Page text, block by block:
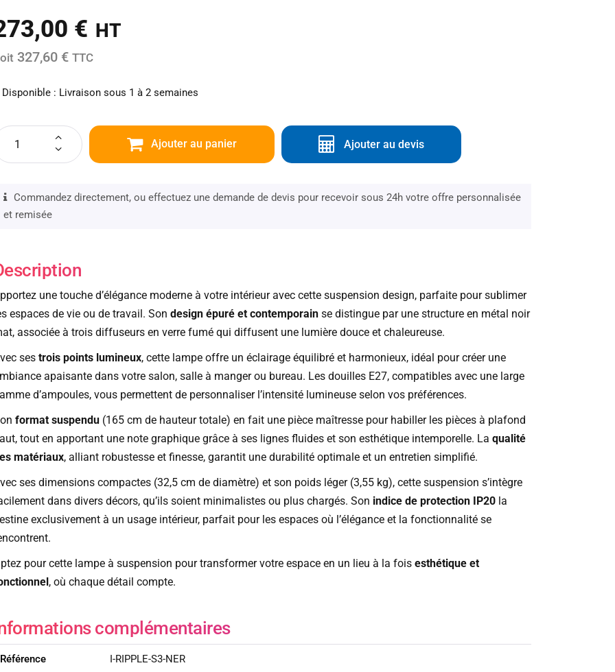
€ HT
327,60 € TTC
: Livraison sous 1 à 2 semaines
Ajouter au panier Ajouter au devis
Commandez directement, ou effectuez une demande de devis pour recevoir sous 24h votre offre personnalisée
et remisée
une touche d’élégance moderne à votre intérieur avec cette suspension design, parfaite pour sublimer
espaces de vie ou de travail. Son design épuré et contemporainse distingue par une structure en métal noir
associée à trois diffuseurs en verre fumé qui diffusent une lumière douce et chaleureuse.
ses trois points lumineux, cette lampe offre un éclairage équilibré et harmonieux, idéal pour créer une
apaisante dans votre salon, salle à manger ou bureau. Les douilles E27, compatibles avec une large
d’ampoules, vous permettent de personnaliser l’intensité lumineuse selon vos préférences.
format suspendu(165 cm de hauteur totale) en fait une pièce maîtresse pour habiller les pièces à plafond
tout en apportant une note graphique grâce à ses lignes fluides et son esthétique intemporelle. La qualité
matériaux, alliant robustesse et finesse, garantit une durabilité optimale et un entretien simplifié.
ses dimensions compactes (32,5 cm de diamètre) et son poids léger (3,55 kg), cette suspension s’intègre
dans divers décors, qu’ils soient minimalistes ou plus chargés. Son indice de protection IP20la
exclusivement à un usage intérieur, parfait pour les espaces où l’élégance et la fonctionnalité se
pour cette lampe à suspension pour transformer votre espace en un lieu à la fois esthétique et
, où chaque détail compte.
complémentaires
Référence I-RIPPLE-S3-NER